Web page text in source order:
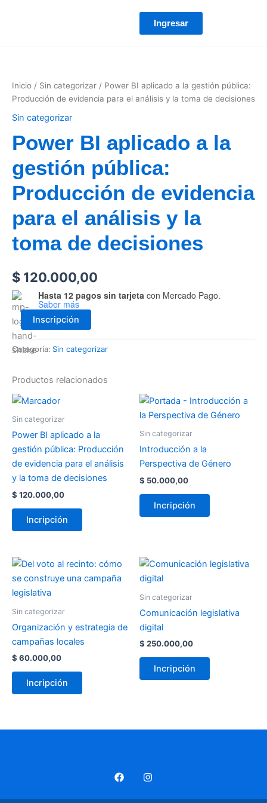
Ingresar
Inicio / Sin categorizar / Power BI aplicado a la gestión pública:
Producción de evidencia para el análisis y la toma de decisiones
Sin categorizar
Power BI aplicado a la
gestión pública:
Producción de evidencia
para el análisis y la
toma de decisiones
$ 120.000,00
Hasta 12 pagos sin tarjeta con Mercado Pago.
Saber más
a
la
gestión
pública:
Producción
de
para
el
análisis
la
toma
de
Inscripción
Categoría: Sin categorizar
Productos relacionados
Sin categorizar
Power BI aplicado a la
gestión pública: Producción
de evidencia para el análisis
y la toma de decisiones
$ 120.000,00
Incripción
Sin categorizar
Introducción a la
Perspectiva de Género
$ 50.000,00
Incripción
Sin categorizar
Organización y estrategia de
campañas locales
$ 60.000,00
Incripción
Sin categorizar
Comunicación legislativa
digital
$ 250.000,00
Incripción
F
a
e
I
n
t